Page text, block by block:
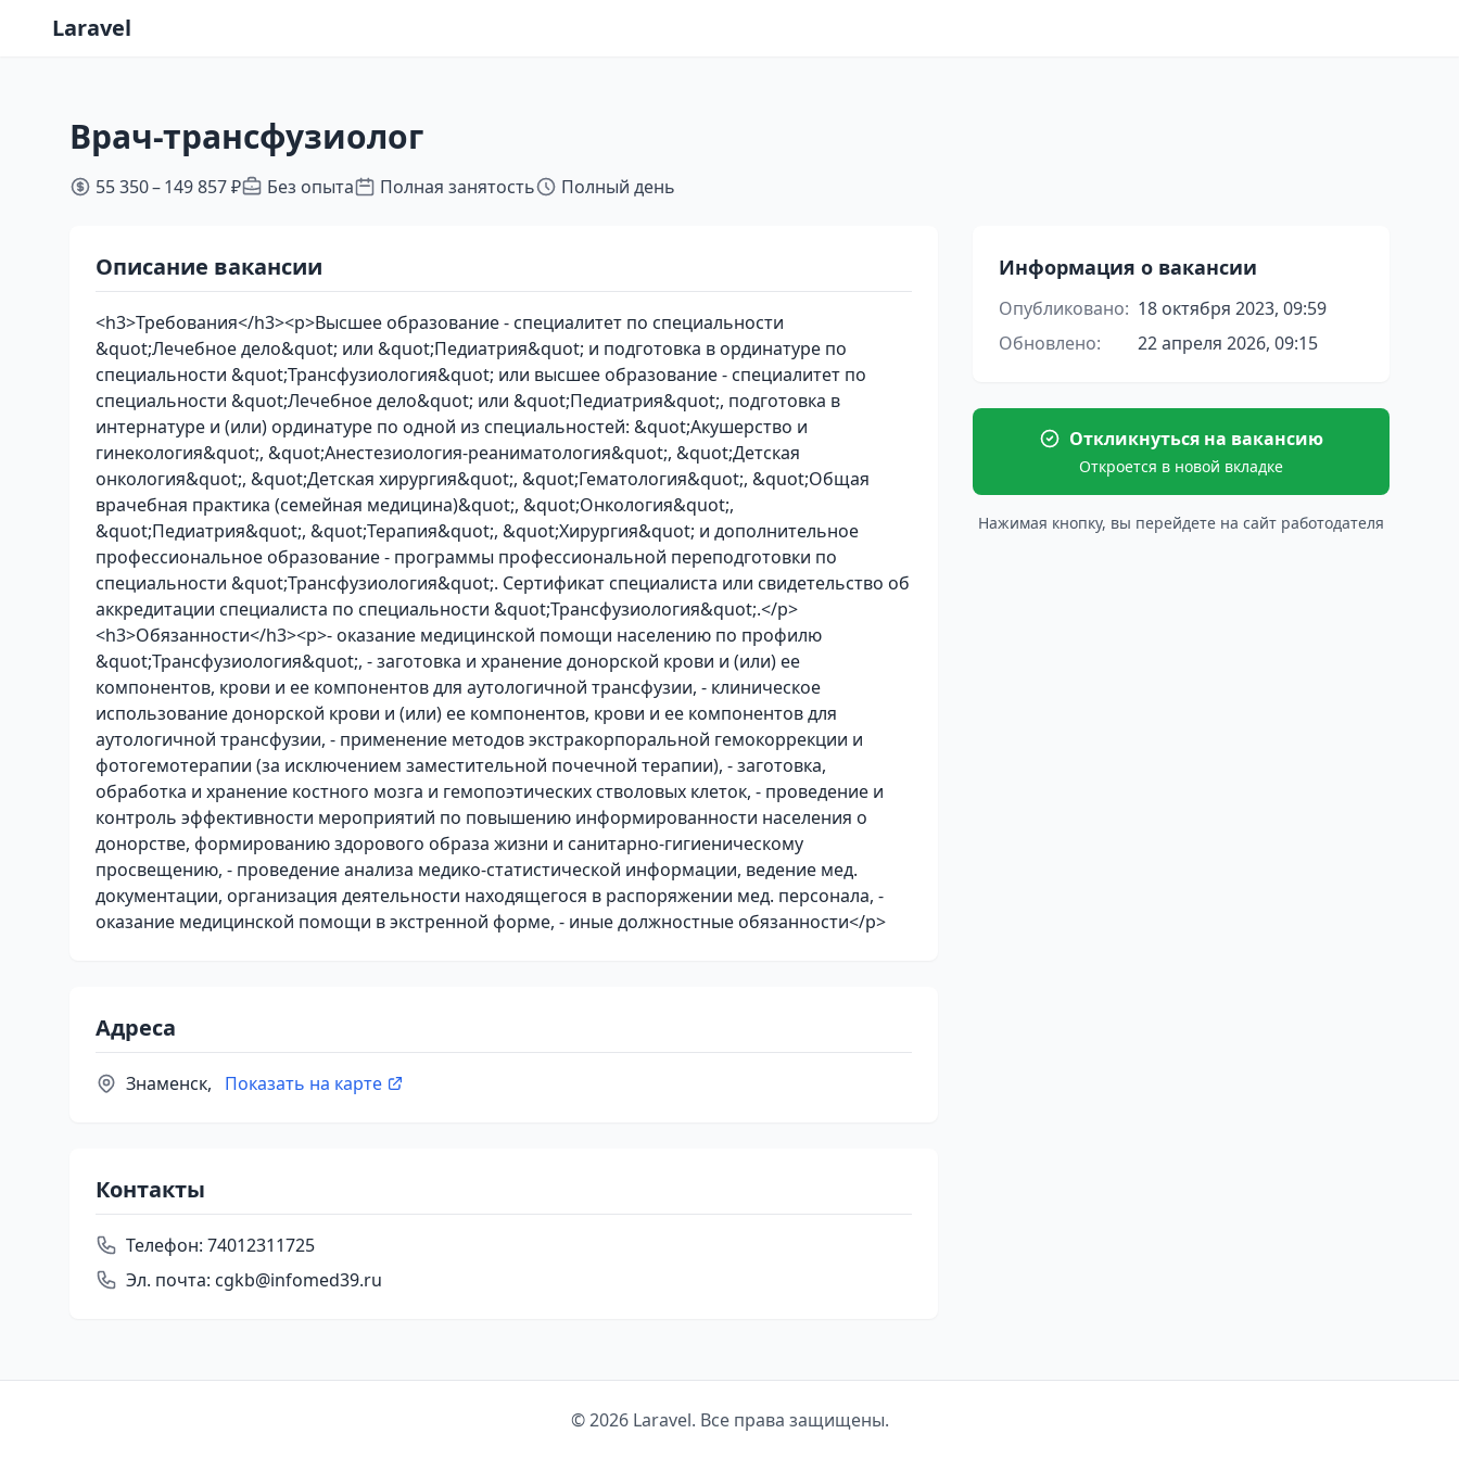
Laravel
Врач-трансфузиолог
55 350 – 149 857 ₽ Без опыта Полная занятость Полный день
Описание вакансии
<h3>Требования</h3><p>Высшее образование - специалитет по специальности
&quot;Лечебное дело&quot; или &quot;Педиатрия&quot; и подготовка в ординатуре по
специальности &quot;Трансфузиология&quot; или высшее образование - специалитет по
специальности &quot;Лечебное дело&quot; или &quot;Педиатрия&quot;, подготовка в
интернатуре и (или) ординатуре по одной из специальностей: &quot;Акушерство и
гинекология&quot;, &quot;Анестезиология-реаниматология&quot;, &quot;Детская
онкология&quot;, &quot;Детская хирургия&quot;, &quot;Гематология&quot;, &quot;Общая
врачебная практика (семейная медицина)&quot;, &quot;Онкология&quot;,
&quot;Педиатрия&quot;, &quot;Терапия&quot;, &quot;Хирургия&quot; и дополнительное
профессиональное образование - программы профессиональной переподготовки по
специальности &quot;Трансфузиология&quot;. Сертификат специалиста или свидетельство об
аккредитации специалиста по специальности &quot;Трансфузиология&quot;.</p>
<h3>Обязанности</h3><p>- оказание медицинской помощи населению по профилю
&quot;Трансфузиология&quot;, - заготовка и хранение донорской крови и (или) ее
компонентов, крови и ее компонентов для аутологичной трансфузии, - клиническое
использование донорской крови и (или) ее компонентов, крови и ее компонентов для
аутологичной трансфузии, - применение методов экстракорпоральной гемокоррекции и
фотогемотерапии (за исключением заместительной почечной терапии), - заготовка,
обработка и хранение костного мозга и гемопоэтических стволовых клеток, - проведение и
контроль эффективности мероприятий по повышению информированности населения о
донорстве, формированию здорового образа жизни и санитарно-гигиеническому
просвещению, - проведение анализа медико-статистической информации, ведение мед.
документации, организация деятельности находящегося в распоряжении мед. персонала, -
оказание медицинской помощи в экстренной форме, - иные должностные обязанности</p>
Адреса
Знаменск, Показать на карте
Контакты
Телефон: 74012311725
Эл. почта: cgkb@infomed39.ru
Информация о вакансии
Опубликовано: 18 октября 2023, 09:59
Обновлено:
22 апреля 2026, 09:15
Откликнуться на вакансию
Откроется в новой вкладке
Нажимая кнопку, вы перейдете на сайт работодателя
© 2026 Laravel. Все права защищены.